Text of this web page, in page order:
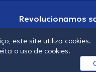
Revolucionamos
este site utiliza cookies.
o uso de cookies.